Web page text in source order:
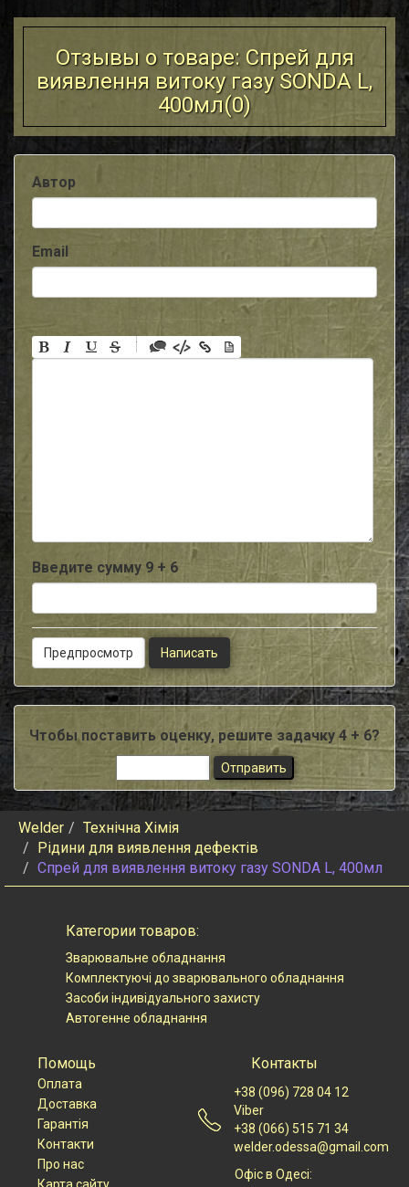
Отзывы о товаре: Спрей для
виявлення витоку газу SONDA L,
400мл(0)
Автор
Email
-
-
Введите сумму 9 + 6
Чтобы поставить оценку, решите задачку 4 + 6?
Welder
Технічна Хімія
Рідини для виявлення дефектів
Спрей для виявлення витоку газу SONDA L, 400мл
Категории товаров:
Зварювальне обладнання
Комплектуючі до зварювального обладнання
Засоби індивідуального захисту
Автогенне обладнання
Помощь
Оплата
Доставка
Гарантія
Контакти
Про нас
Контакты
+38 (096) 728 04 12
Viber
+38 (066) 515 71 34
welder.odessa@gmail.com
Офіс в Одесі: